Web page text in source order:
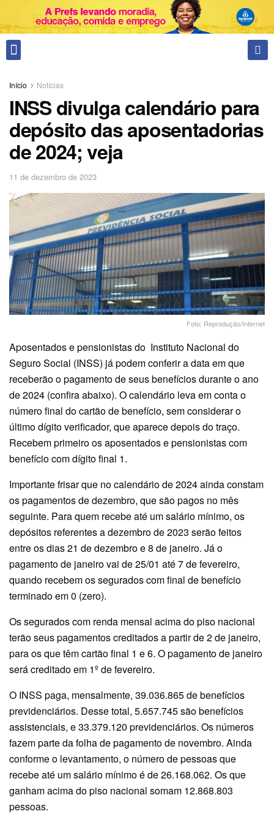
Início Notícias
INSS divulga calendário para
depósito das aposentadorias
de 2024; veja
11 de dezembro de 2023
Foto: Reprodução/Internet
Aposentados e pensionistas do Instituto Nacional do
Seguro Social (INSS) já podem conferir a data em que
receberão o pagamento de seus benefícios durante o ano
de 2024 (confira abaixo). O calendário leva em conta o
número final do cartão de benefício, sem considerar o
último dígito verificador, que aparece depois do traço.
Recebem primeiro os aposentados e pensionistas com
benefício com dígito final 1.
Importante frisar que no calendário de 2024 ainda constam
os pagamentos de dezembro, que são pagos no mês
seguinte. Para quem recebe até um salário mínimo, os
depósitos referentes a dezembro de 2023 serão feitos
entre os dias 21 de dezembro e 8 de janeiro. Já o
pagamento de janeiro vai de 25/01 até 7 de fevereiro,
quando recebem os segurados com final de benefício
terminado em 0 (zero).
Os segurados com renda mensal acima do piso nacional
terão seus pagamentos creditados a partir de 2 de janeiro,
para os que têm cartão final 1 e 6. O pagamento de janeiro
será creditado em 1º de fevereiro.
O INSS paga, mensalmente, 39.036.865 de benefícios
previdenciários. Desse total, 5.657.745 são benefícios
assistenciais, e 33.379.120 previdenciários. Os números
fazem parte da folha de pagamento de novembro. Ainda
conforme o levantamento, o número de pessoas que
recebe até um salário mínimo é de 26.168.062. Os que
ganham acima do piso nacional somam 12.868.803
pessoas.